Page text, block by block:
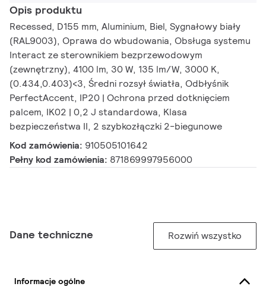
Opis produktu
Recessed, D155 mm, Aluminium, Biel, Sygnałowy biały
(RAL9003), Oprawa do wbudowania, Obsługa systemu
Interact ze sterownikiem bezprzewodowym
(zewnętrzny), 4100 lm, 30 W, 135 lm/W, 3000 K,
(0.434,0.403)<3, Średni rozsył światła, Odbłyśnik
PerfectAccent, IP20 | Ochrona przed dotknięciem
palcem, IK02 | 0,2 J standardowa, Klasa
bezpieczeństwa II, 2 szybkozłączki 2-biegunowe
Kod zamówienia: 910505101642
Pełny kod zamówienia: 871869997956000
Dane techniczne Rozwiń wszystko
Informacje ogólne